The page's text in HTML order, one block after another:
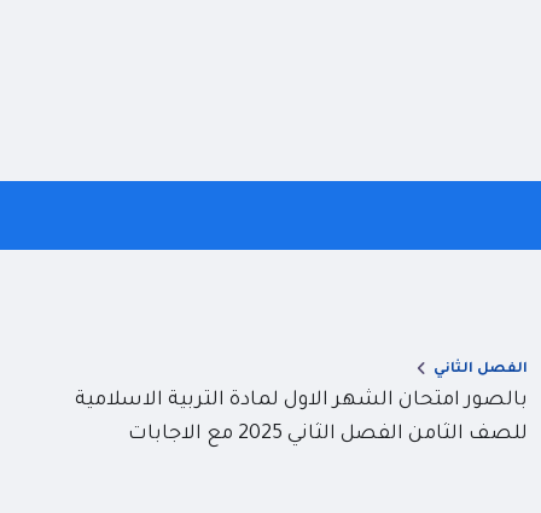
الفصل الثاني
بالصور امتحان الشهر الاول لمادة التربية الاسلامية
للصف الثامن الفصل الثاني 2025 مع الاجابات